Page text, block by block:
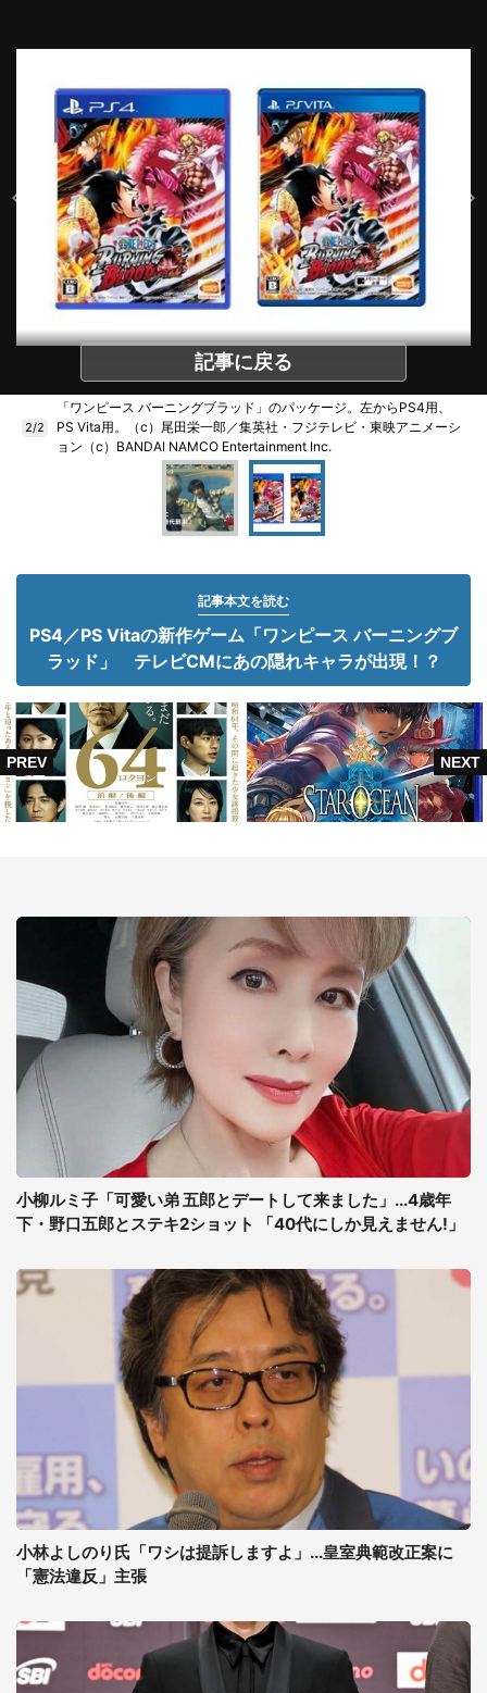
記事に戻る
2/2
「ワンピース バーニングブラッド」のパッケージ。左からPS4用、
PS Vita用。（c）尾田栄一郎／集英社・フジテレビ・東映アニメーシ
ョン（c）BANDAI NAMCO Entertainment Inc.
記事本文を読む
PS4／PS Vitaの新作ゲーム「ワンピース バーニングブ
ラッド」 テレビCMにあの隠れキャラが出現！？
小柳ルミ子「可愛い弟 五郎とデートして来ました」...4歳年
下・野口五郎とステキ2ショット 「40代にしか見えません!」
小林よしのり氏「ワシは提訴しますよ」...皇室典範改正案に
「憲法違反」主張